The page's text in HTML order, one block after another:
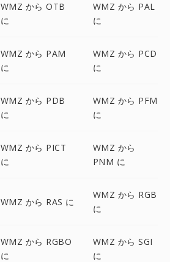
WMZ から OTB
に
WMZ から PAL
に
WMZ から PAM
に
WMZ から PCD
に
WMZ から PDB
に
WMZ から PFM
に
WMZ から PICT
に
WMZ から
PNM に
WMZ から RAS に
WMZ から RGB
に
WMZ から RGBO
に
WMZ から SGI
に